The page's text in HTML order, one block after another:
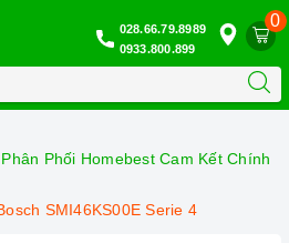
0
028.66.79.8989
0933.800.899
Phối Homebest Cam Kết Chính
SMI46KS00E Serie 4